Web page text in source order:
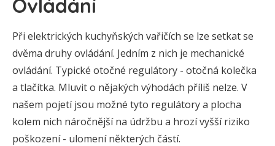
Ovládání
Při elektrických kuchyňských vařičích se lze setkat se
dvěma druhy ovládání. Jedním z nich je mechanické
ovládání. Typické otočné regulátory - otočná kolečka
a tlačítka. Mluvit o nějakých výhodách příliš nelze. V
našem pojetí jsou možné tyto regulátory a plocha
kolem nich náročnější na údržbu a hrozí vyšší riziko
poškození - ulomení některých částí.